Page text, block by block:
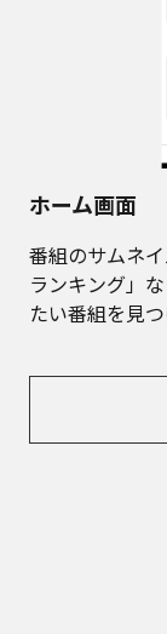
ホーム画面
番組のサムネ
ランキング」
たい番組を見つ